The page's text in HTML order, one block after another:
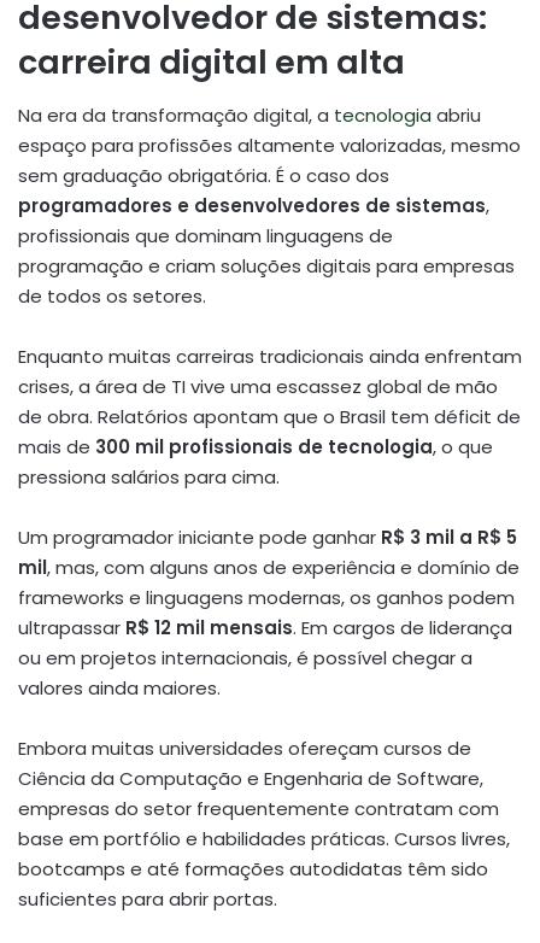
desenvolvedor de sistemas:
carreira digital em alta
Na era da transformação digital, a tecnologia abriu
espaço para profissões altamente valorizadas, mesmo
sem graduação obrigatória. É o caso dos
programadores e desenvolvedores de sistemas,
profissionais que dominam linguagens de
programação e criam soluções digitais para empresas
de todos os setores.
Enquanto muitas carreiras tradicionais ainda enfrentam
crises, a área de TI vive uma escassez global de mão
de obra. Relatórios apontam que o Brasil tem déficit de
mais de 300 mil profissionais de tecnologia, o que
pressiona salários para cima.
Um programador iniciante pode ganhar R$ 3 mil a R$ 5
mil, mas, com alguns anos de experiência e domínio de
frameworks e linguagens modernas, os ganhos podem
ultrapassar R$ 12 mil mensais. Em cargos de liderança
ou em projetos internacionais, é possível chegar a
valores ainda maiores.
Embora muitas universidades ofereçam cursos de
Ciência da Computação e Engenharia de Software,
empresas do setor frequentemente contratam com
base em portfólio e habilidades práticas. Cursos livres,
bootcamps e até formações autodidatas têm sido
suficientes para abrir portas.